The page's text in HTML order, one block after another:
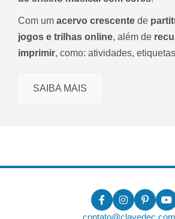
Com um acervo crescente de
jogos e trilhas online, além de
imprimir, como: atividades,
SAIBA MAIS